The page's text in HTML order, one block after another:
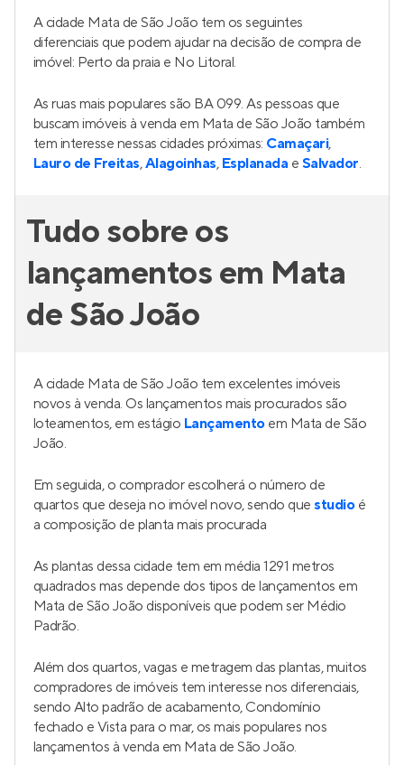
A cidade Mata de São João tem os seguintes
diferenciais que podem ajudar na decisão de compra de
imóvel: Perto da praia e No Litoral.
As ruas mais populares são BA 099. As pessoas que
buscam imóveis à venda em Mata de São João também
tem interesse nessas cidades próximas: Camaçari,
Lauro de Freitas,Alagoinhas, Esplanada e Salvador.
Tudo sobre os
lançamentos em Mata
de São João
A cidade Mata de São João tem excelentes imóveis
novos à venda. Os lançamentos mais procurados são
loteamentos, em estágio Lançamentoem Mata de São
João.
Em seguida, o comprador escolherá o número de
quartos que deseja no imóvel novo, sendo questudioé
a composição de planta mais procurada
As plantas dessa cidade tem em média 1291 metros
quadrados mas depende dos tipos de lançamentos em
Mata de São João disponíveis que podem ser Médio
Padrão.
Além dos quartos, vagas e metragem das plantas, muitos
compradores de imóveis tem interesse nos diferenciais,
sendo Alto padrão de acabamento, Condomínio
fechado e Vista para o mar, os mais populares nos
lançamentos à venda em Mata de São João.